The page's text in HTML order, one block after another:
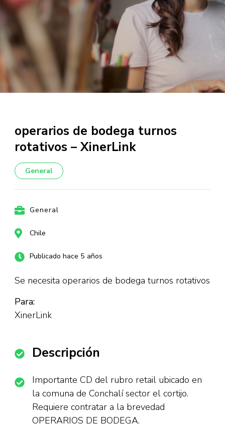
operarios de bodega turnos
rotativos – XinerLink
General
General
Chile
Publicado hace 5 años
Se necesita operarios de bodega turnos rotativos
Para:
XinerLink
Descripción
Importante CD del rubro retail ubicado en
la comuna de Conchalí sector el cortijo.
Requiere contratar a la brevedad
OPERARIOS DE BODEGA.